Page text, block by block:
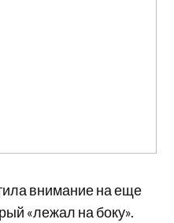
внимание на еще
«лежал на боку».